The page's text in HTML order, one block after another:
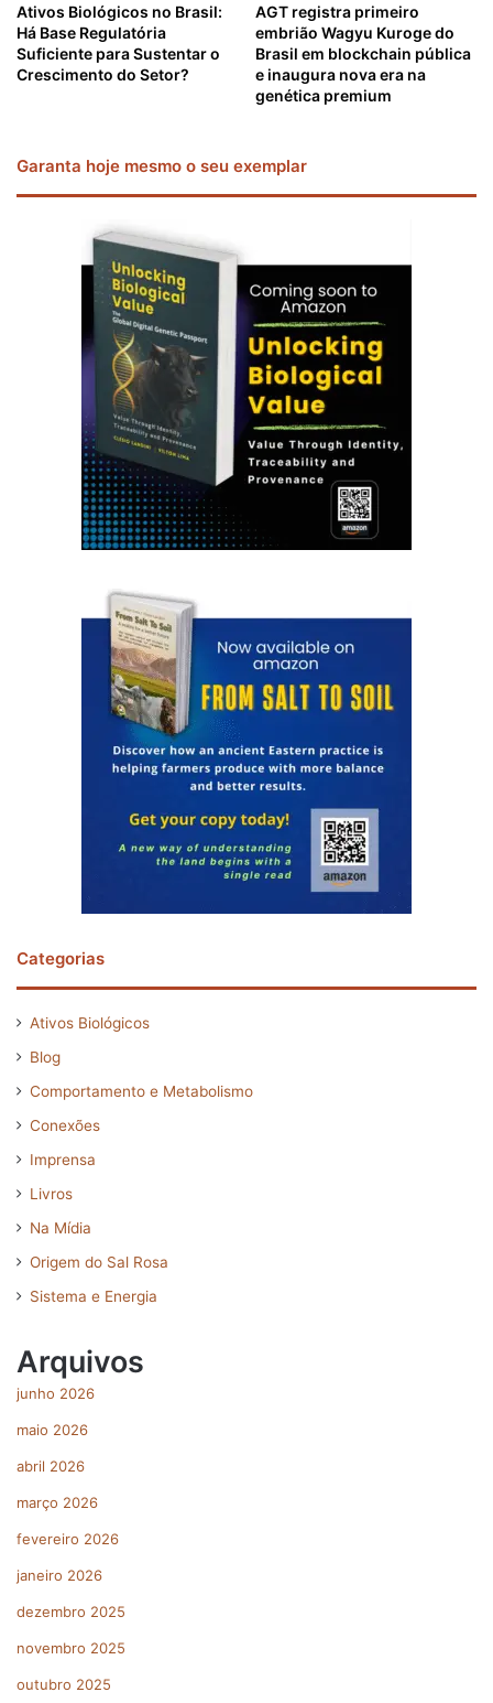
Ativos Biológicos no Brasil:
Há Base Regulatória
Suficiente para Sustentar o
Crescimento do Setor?
AGT registra primeiro
embrião Wagyu Kuroge do
Brasil em blockchain pública
e inaugura nova era na
genética premium
Garanta hoje mesmo o seu exemplar
Categorias
Ativos Biológicos
Blog
Comportamento e Metabolismo
Conexões
Imprensa
Livros
Na Mídia
Origem do Sal Rosa
Sistema e Energia
Arquivos
junho 2026
maio 2026
abril 2026
março 2026
fevereiro 2026
janeiro 2026
dezembro 2025
novembro 2025
outubro 2025